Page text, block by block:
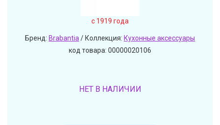
c 1919 года
Бренд: Brabantia/ Коллекция: Кухонные аксессуары
код товара: 00000020106
НЕТ В НАЛИЧИИ